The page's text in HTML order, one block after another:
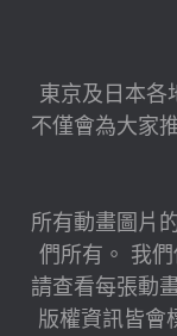
東京及日本各
不僅會為大家
所有動畫圖片
們所有。 我
請查看每張動
版權資訊皆會